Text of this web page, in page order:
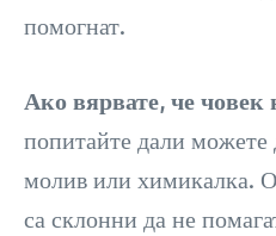
помогнат.
Ако вярвате, че човек
попитайте дали можете
молив или химикалка.
са склонни да не